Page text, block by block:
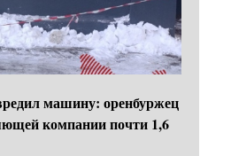
машину: оренбуржец
компании почти 1,6